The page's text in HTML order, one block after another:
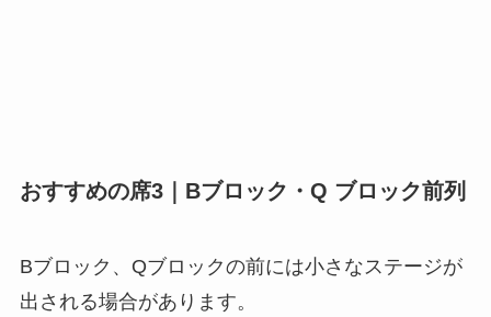
おすすめの席3｜Bブロック・Q ブロック前列
Bブロック、Qブロックの前には小さなステージが
出される場合があります。